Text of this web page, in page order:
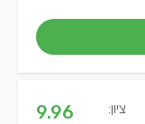
ציון: 9.96